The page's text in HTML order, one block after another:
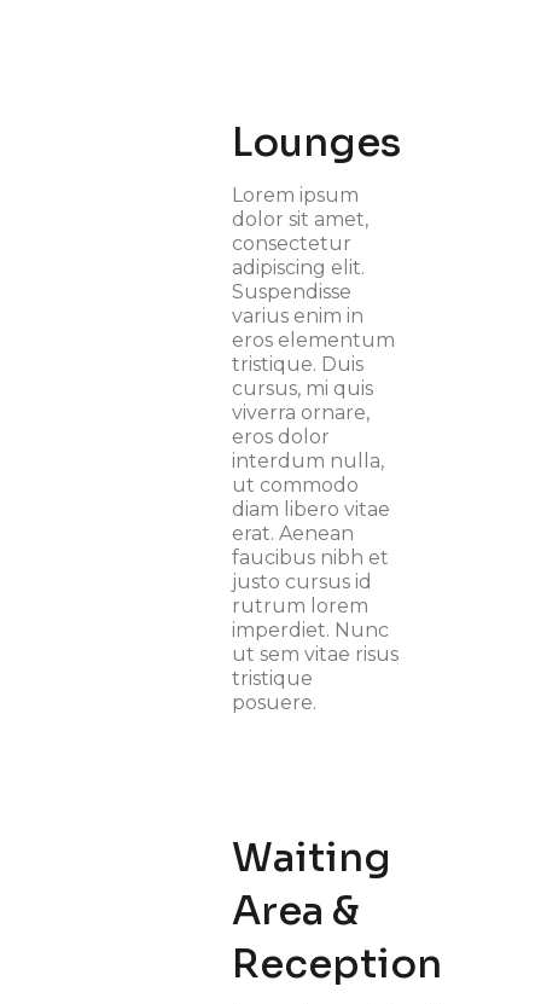
Lounges
Lorem ipsum
dolor sit amet,
consectetur
adipiscing elit.
Suspendisse
varius enim in
eros elementum
tristique. Duis
cursus, mi quis
viverra ornare,
eros dolor
interdum nulla,
ut commodo
diam libero vitae
erat. Aenean
faucibus nibh et
justo cursus id
rutrum lorem
imperdiet. Nunc
ut sem vitae risus
tristique
posuere.
Waiting
Area &
Reception